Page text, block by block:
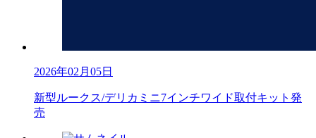
2026年02月05日
新型ルークス/デリカミニ7インチワイド取付キット発
売